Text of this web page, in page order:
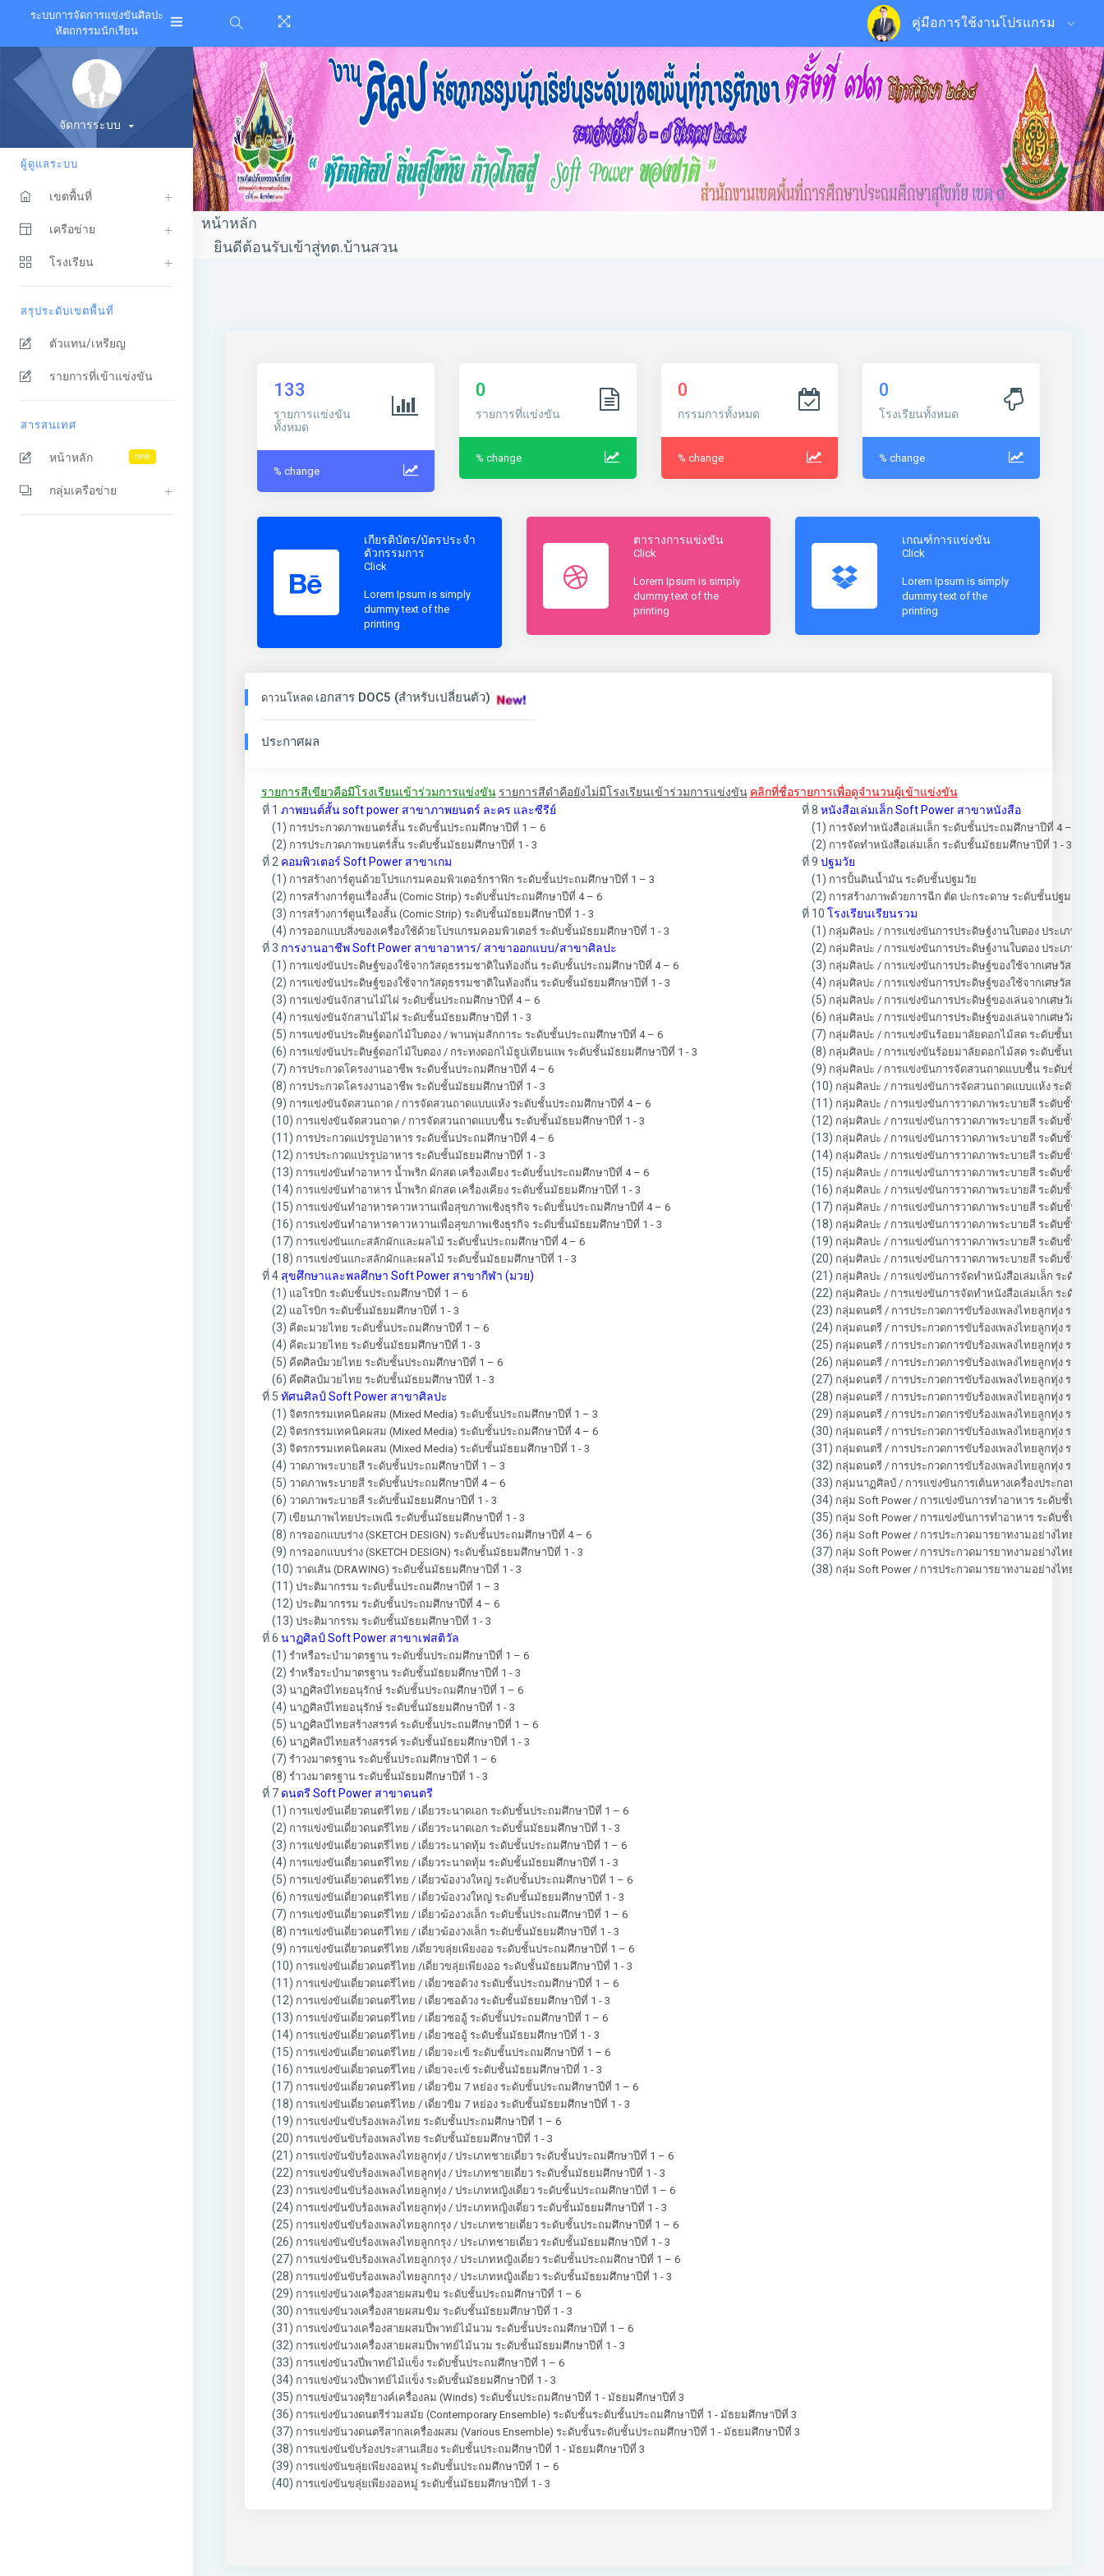
ระบบการจัดการแข่งขันศิลปะ
หัตถกรรมนักเรียน
คู่มือการใช้งานโปรแกรม
จัดการระบบ
ผู้ดูแลระบบ
เขตพื้นที่
เครือข่าย
โรงเรียน
สรุประดับเขตพื้นที่
ตัวแทน/เหรียญ
รายการที่เข้าแข่งขัน
สารสนเทศ
หน้าหลัก new
กลุ่มเครือข่าย
หน้าหลัก
ยินดีต้อนรับเข้าสู่ทต.บ้านสวน
133
รายการแข่งขัน
ทั้งหมด
% change
0
รายการที่แข่งขัน
% change
0
กรรมการทั้งหมด
% change
0
โรงเรียนทั้งหมด
% change
เกียรติบัตร/บัตรประจำ
ตัวกรรมการ
Click
Lorem Ipsum is simply
dummy text of the
printing
ตารางการแข่งขัน
Click
Lorem Ipsum is simply
dummy text of the
printing
เกณฑ์การแข่งขัน
Click
Lorem Ipsum is simply
dummy text of the
printing
ดาวนโหลด เอกสาร DOC5 (สำหรับเปลี่ยนตัว)
ประกาศผล
รายการสีเขียวคือมีโรงเรียนเข้าร่วมการแข่งขัน รายการสีดำคือยังไม่มีโรงเรียนเข้าร่วมการแข่งขัน คลิกที่ชื่อรายการเพื่อดูจำนวนผู้เข้าแข่งขัน
ที่ 1 ภาพยนต์สั้น soft power สาขาภาพยนตร์ ละคร และซีรีย์
(1) การประกวดภาพยนตร์สั้น ระดับชั้นประถมศึกษาปีที่ 1 – 6
(2) การประกวดภาพยนตร์สั้น ระดับชั้นมัธยมศึกษาปีที่ 1 - 3
ที่ 2 คอมพิวเตอร์ Soft Power สาขาเกม
(1) การสร้างการ์ตูนด้วยโปรแกรมคอมพิวเตอร์กราฟิก ระดับชั้นประถมศึกษาปีที่ 1 – 3
(2) การสร้างการ์ตูนเรื่องสั้น (Comic Strip) ระดับชั้นประถมศึกษาปีที่ 4 – 6
(3) การสร้างการ์ตูนเรื่องสั้น (Comic Strip) ระดับชั้นมัธยมศึกษาปีที่ 1 - 3
(4) การออกแบบสิ่งของเครื่องใช้ด้วยโปรแกรมคอมพิวเตอร์ ระดับชั้นมัธยมศึกษาปีที่ 1 - 3
ที่ 3 การงานอาชีพ Soft Power สาขาอาหาร/ สาขาออกแบบ/สาขาศิลปะ
(1) การแข่งขันประดิษฐ์ของใช้จากวัสดุธรรมชาติในท้องถิ่น ระดับชั้นประถมศึกษาปีที่ 4 – 6
(2) การแข่งขันประดิษฐ์ของใช้จากวัสดุธรรมชาติในท้องถิ่น ระดับชั้นมัธยมศึกษาปีที่ 1 - 3
(3) การแข่งขันจักสานไม้ไผ่ ระดับชั้นประถมศึกษาปีที่ 4 – 6
(4) การแข่งขันจักสานไม้ไผ่ ระดับชั้นมัธยมศึกษาปีที่ 1 - 3
(5) การแข่งขันประดิษฐ์ดอกไม้ใบตอง / พานพุ่มสักการะ ระดับชั้นประถมศึกษาปีที่ 4 – 6
(6) การแข่งขันประดิษฐ์ดอกไม้ใบตอง / กระทงดอกไม้ธูปเทียนแพ ระดับชั้นมัธยมศึกษาปีที่ 1 - 3
(7) การประกวดโครงงานอาชีพ ระดับชั้นประถมศึกษาปีที่ 4 – 6
(8) การประกวดโครงงานอาชีพ ระดับชั้นมัธยมศึกษาปีที่ 1 - 3
(9) การแข่งขันจัดสวนถาด / การจัดสวนถาดแบบแห้ง ระดับชั้นประถมศึกษาปีที่ 4 – 6
(10) การแข่งขันจัดสวนถาด / การจัดสวนถาดแบบชื้น ระดับชั้นมัธยมศึกษาปีที่ 1 - 3
(11) การประกวดแปรรูปอาหาร ระดับชั้นประถมศึกษาปีที่ 4 – 6
(12) การประกวดแปรรูปอาหาร ระดับชั้นมัธยมศึกษาปีที่ 1 - 3
(13) การแข่งขันทำอาหาร น้ำพริก ผักสด เครื่องเคียง ระดับชั้นประถมศึกษาปีที่ 4 – 6
(14) การแข่งขันทำอาหาร น้ำพริก ผักสด เครื่องเคียง ระดับชั้นมัธยมศึกษาปีที่ 1 - 3
(15) การแข่งขันทำอาหารคาวหวานเพื่อสุขภาพเชิงธุรกิจ ระดับชั้นประถมศึกษาปีที่ 4 – 6
(16) การแข่งขันทำอาหารคาวหวานเพื่อสุขภาพเชิงธุรกิจ ระดับชั้นมัธยมศึกษาปีที่ 1 - 3
(17) การแข่งขันแกะสลักผักและผลไม้ ระดับชั้นประถมศึกษาปีที่ 4 – 6
(18) การแข่งขันแกะสลักผักและผลไม้ ระดับชั้นมัธยมศึกษาปีที่ 1 - 3
ที่ 4 สุขศึกษาและพลศึกษา Soft Power สาขากีฬา (มวย)
(1) แอโรบิก ระดับชั้นประถมศึกษาปีที่ 1 – 6
(2) แอโรบิก ระดับชั้นมัธยมศึกษาปีที่ 1 - 3
(3) คีตะมวยไทย ระดับชั้นประถมศึกษาปีที่ 1 – 6
(4) คีตะมวยไทย ระดับชั้นมัธยมศึกษาปีที่ 1 - 3
(5) คีตศิลป์มวยไทย ระดับชั้นประถมศึกษาปีที่ 1 – 6
(6) คีตศิลป์มวยไทย ระดับชั้นมัธยมศึกษาปีที่ 1 - 3
ที่ 5 ทัศนศิลป์ Soft Power สาขาศิลปะ
(1) จิตรกรรมเทคนิคผสม (Mixed Media) ระดับชั้นประถมศึกษาปีที่ 1 – 3
(2) จิตรกรรมเทคนิคผสม (Mixed Media) ระดับชั้นประถมศึกษาปีที่ 4 – 6
(3) จิตรกรรมเทคนิคผสม (Mixed Media) ระดับชั้นมัธยมศึกษาปีที่ 1 - 3
(4) วาดภาพระบายสี ระดับชั้นประถมศึกษาปีที่ 1 – 3
(5) วาดภาพระบายสี ระดับชั้นประถมศึกษาปีที่ 4 – 6
(6) วาดภาพระบายสี ระดับชั้นมัธยมศึกษาปีที่ 1 - 3
(7) เขียนภาพไทยประเพณี ระดับชั้นมัธยมศึกษาปีที่ 1 - 3
(8) การออกแบบร่าง (SKETCH DESIGN) ระดับชั้นประถมศึกษาปีที่ 4 – 6
(9) การออกแบบร่าง (SKETCH DESIGN) ระดับชั้นมัธยมศึกษาปีที่ 1 - 3
(10) วาดเส้น (DRAWING) ระดับชั้นมัธยมศึกษาปีที่ 1 - 3
(11) ประติมากรรม ระดับชั้นประถมศึกษาปีที่ 1 – 3
(12) ประติมากรรม ระดับชั้นประถมศึกษาปีที่ 4 – 6
(13) ประติมากรรม ระดับชั้นมัธยมศึกษาปีที่ 1 - 3
ที่ 6 นาฏศิลป์ Soft Power สาขาเฟสติวัล
(1) รำหรือระบำมาตรฐาน ระดับชั้นประถมศึกษาปีที่ 1 – 6
(2) รำหรือระบำมาตรฐาน ระดับชั้นมัธยมศึกษาปีที่ 1 - 3
(3) นาฏศิลป์ไทยอนุรักษ์ ระดับชั้นประถมศึกษาปีที่ 1 – 6
(4) นาฏศิลป์ไทยอนุรักษ์ ระดับชั้นมัธยมศึกษาปีที่ 1 - 3
(5) นาฏศิลป์ไทยสร้างสรรค์ ระดับชั้นประถมศึกษาปีที่ 1 – 6
(6) นาฏศิลป์ไทยสร้างสรรค์ ระดับชั้นมัธยมศึกษาปีที่ 1 - 3
(7) รำวงมาตรฐาน ระดับชั้นประถมศึกษาปีที่ 1 – 6
(8) รำวงมาตรฐาน ระดับชั้นมัธยมศึกษาปีที่ 1 - 3
ที่ 7 ดนตรี Soft Power สาขาดนตรี
(1) การแข่งขันเดี่ยวดนตรีไทย / เดี่ยวระนาดเอก ระดับชั้นประถมศึกษาปีที่ 1 – 6
(2) การแข่งขันเดี่ยวดนตรีไทย / เดี่ยวระนาดเอก ระดับชั้นมัธยมศึกษาปีที่ 1 - 3
(3) การแข่งขันเดี่ยวดนตรีไทย / เดี่ยวระนาดทุ้ม ระดับชั้นประถมศึกษาปีที่ 1 – 6
(4) การแข่งขันเดี่ยวดนตรีไทย / เดี่ยวระนาดทุ้ม ระดับชั้นมัธยมศึกษาปีที่ 1 - 3
(5) การแข่งขันเดี่ยวดนตรีไทย / เดี่ยวฆ้องวงใหญ่ ระดับชั้นประถมศึกษาปีที่ 1 – 6
(6) การแข่งขันเดี่ยวดนตรีไทย / เดี่ยวฆ้องวงใหญ่ ระดับชั้นมัธยมศึกษาปีที่ 1 - 3
(7) การแข่งขันเดี่ยวดนตรีไทย / เดี่ยวฆ้องวงเล็ก ระดับชั้นประถมศึกษาปีที่ 1 – 6
(8) การแข่งขันเดี่ยวดนตรีไทย / เดี่ยวฆ้องวงเล็ก ระดับชั้นมัธยมศึกษาปีที่ 1 - 3
(9) การแข่งขันเดี่ยวดนตรีไทย /เดี่ยวขลุ่ยเพียงออ ระดับชั้นประถมศึกษาปีที่ 1 – 6
(10) การแข่งขันเดี่ยวดนตรีไทย /เดี่ยวขลุ่ยเพียงออ ระดับชั้นมัธยมศึกษาปีที่ 1 - 3
(11) การแข่งขันเดี่ยวดนตรีไทย / เดี่ยวซอด้วง ระดับชั้นประถมศึกษาปีที่ 1 – 6
(12) การแข่งขันเดี่ยวดนตรีไทย / เดี่ยวซอด้วง ระดับชั้นมัธยมศึกษาปีที่ 1 - 3
(13) การแข่งขันเดี่ยวดนตรีไทย / เดี่ยวซออู้ ระดับชั้นประถมศึกษาปีที่ 1 – 6
(14) การแข่งขันเดี่ยวดนตรีไทย / เดี่ยวซออู้ ระดับชั้นมัธยมศึกษาปีที่ 1 - 3
(15) การแข่งขันเดี่ยวดนตรีไทย / เดี่ยวจะเข้ ระดับชั้นประถมศึกษาปีที่ 1 – 6
(16) การแข่งขันเดี่ยวดนตรีไทย / เดี่ยวจะเข้ ระดับชั้นมัธยมศึกษาปีที่ 1 - 3
(17) การแข่งขันเดี่ยวดนตรีไทย / เดี่ยวขิม 7 หย่อง ระดับชั้นประถมศึกษาปีที่ 1 – 6
(18) การแข่งขันเดี่ยวดนตรีไทย / เดี่ยวขิม 7 หย่อง ระดับชั้นมัธยมศึกษาปีที่ 1 - 3
(19) การแข่งขันขับร้องเพลงไทย ระดับชั้นประถมศึกษาปีที่ 1 – 6
(20) การแข่งขันขับร้องเพลงไทย ระดับชั้นมัธยมศึกษาปีที่ 1 - 3
(21) การแข่งขันขับร้องเพลงไทยลูกทุ่ง / ประเภทชายเดี่ยว ระดับชั้นประถมศึกษาปีที่ 1 – 6
(22) การแข่งขันขับร้องเพลงไทยลูกทุ่ง / ประเภทชายเดี่ยว ระดับชั้นมัธยมศึกษาปีที่ 1 - 3
(23) การแข่งขันขับร้องเพลงไทยลูกทุ่ง / ประเภทหญิงเดี่ยว ระดับชั้นประถมศึกษาปีที่ 1 – 6
(24) การแข่งขันขับร้องเพลงไทยลูกทุ่ง / ประเภทหญิงเดี่ยว ระดับชั้นมัธยมศึกษาปีที่ 1 - 3
(25) การแข่งขันขับร้องเพลงไทยลูกกรุง / ประเภทชายเดี่ยว ระดับชั้นประถมศึกษาปีที่ 1 – 6
(26) การแข่งขันขับร้องเพลงไทยลูกกรุง / ประเภทชายเดี่ยว ระดับชั้นมัธยมศึกษาปีที่ 1 - 3
(27) การแข่งขันขับร้องเพลงไทยลูกกรุง / ประเภทหญิงเดี่ยว ระดับชั้นประถมศึกษาปีที่ 1 – 6
(28) การแข่งขันขับร้องเพลงไทยลูกกรุง / ประเภทหญิงเดี่ยว ระดับชั้นมัธยมศึกษาปีที่ 1 - 3
(29) การแข่งขันวงเครื่องสายผสมขิม ระดับชั้นประถมศึกษาปีที่ 1 – 6
(30) การแข่งขันวงเครื่องสายผสมขิม ระดับชั้นมัธยมศึกษาปีที่ 1 - 3
(31) การแข่งขันวงเครื่องสายผสมปี่พาทย์ไม้นวม ระดับชั้นประถมศึกษาปีที่ 1 – 6
(32) การแข่งขันวงเครื่องสายผสมปี่พาทย์ไม้นวม ระดับชั้นมัธยมศึกษาปีที่ 1 - 3
(33) การแข่งขันวงปี่พาทย์ไม้แข็ง ระดับชั้นประถมศึกษาปีที่ 1 – 6
(34) การแข่งขันวงปี่พาทย์ไม้แข็ง ระดับชั้นมัธยมศึกษาปีที่ 1 - 3
(35) การแข่งขันวงดุริยางค์เครื่องลม (Winds) ระดับชั้นประถมศึกษาปีที่ 1 - มัธยมศึกษาปีที่ 3
(36) การแข่งขันวงดนตรีร่วมสมัย (Contemporary Ensemble) ระดับชั้นระดับชั้นประถมศึกษาปีที่ 1 - มัธยมศึกษาปีที่ 3
(37) การแข่งขันวงดนตรีสากลเครื่องผสม (Various Ensemble) ระดับชั้นระดับชั้นประถมศึกษาปีที่ 1 - มัธยมศึกษาปีที่ 3
(38) การแข่งขันขับร้องประสานเสียง ระดับชั้นประถมศึกษาปีที่ 1 - มัธยมศึกษาปีที่ 3
(39) การแข่งขันขลุ่ยเพียงออหมู่ ระดับชั้นประถมศึกษาปีที่ 1 – 6
(40) การแข่งขันขลุ่ยเพียงออหมู่ ระดับชั้นมัธยมศึกษาปีที่ 1 - 3
ที่ 8 หนังสือเล่มเล็ก Soft Power สาขาหนังสือ
(1) การจัดทำหนังสือเล่มเล็ก ระดับชั้นประถมศึกษาปีที่ 4 – 6
(2) การจัดทำหนังสือเล่มเล็ก ระดับชั้นมัธยมศึกษาปีที่ 1 - 3
ที่ 9 ปฐมวัย
(1) การปั้นดินน้ำมัน ระดับชั้นปฐมวัย
(2) การสร้างภาพด้วยการฉีก ตัด ปะกระดาษ ระดับชั้นปฐมวัย
ที่ 10 โรงเรียนเรียนรวม
(1) กลุ่มศิลปะ / การแข่งขันการประดิษฐ์งานใบตอง ประเภทบา
(2) กลุ่มศิลปะ / การแข่งขันการประดิษฐ์งานใบตอง ประเภทบา
(3) กลุ่มศิลปะ / การแข่งขันการประดิษฐ์ของใช้จากเศษวัสดุเห
(4) กลุ่มศิลปะ / การแข่งขันการประดิษฐ์ของใช้จากเศษวัสดุเหลื
(5) กลุ่มศิลปะ / การแข่งขันการประดิษฐ์ของเล่นจากเศษวัสดุเ
(6) กลุ่มศิลปะ / การแข่งขันการประดิษฐ์ของเล่นจากเศษวัสดุเห
(7) กลุ่มศิลปะ / การแข่งขันร้อยมาลัยดอกไม้สด ระดับชั้นประถ
(8) กลุ่มศิลปะ / การแข่งขันร้อยมาลัยดอกไม้สด ระดับชั้นประถม
(9) กลุ่มศิลปะ / การแข่งขันการจัดสวนถาดแบบชื้น ระดับชั้นประ
(10) กลุ่มศิลปะ / การแข่งขันการจัดสวนถาดแบบแห้ง ระดับชั้นป
(11) กลุ่มศิลปะ / การแข่งขันการวาดภาพระบายสี ระดับชั้นประ
(12) กลุ่มศิลปะ / การแข่งขันการวาดภาพระบายสี ระดับชั้นปร
(13) กลุ่มศิลปะ / การแข่งขันการวาดภาพระบายสี ระดับชั้นประ
(14) กลุ่มศิลปะ / การแข่งขันการวาดภาพระบายสี ระดับชั้นประ
(15) กลุ่มศิลปะ / การแข่งขันการวาดภาพระบายสี ระดับชั้นประ
(16) กลุ่มศิลปะ / การแข่งขันการวาดภาพระบายสี ระดับชั้นมัธย
(17) กลุ่มศิลปะ / การแข่งขันการวาดภาพระบายสี ระดับชั้นมัธ
(18) กลุ่มศิลปะ / การแข่งขันการวาดภาพระบายสี ระดับชั้นมัธย
(19) กลุ่มศิลปะ / การแข่งขันการวาดภาพระบายสี ระดับชั้นมัธย
(20) กลุ่มศิลปะ / การแข่งขันการวาดภาพระบายสี ระดับชั้นมัธย
(21) กลุ่มศิลปะ / การแข่งขันการจัดทำหนังสือเล่มเล็ก ระดับชั้น
(22) กลุ่มศิลปะ / การแข่งขันการจัดทำหนังสือเล่มเล็ก ระดับชั้น
(23) กลุ่มดนตรี / การประกวดการขับร้องเพลงไทยลูกทุ่ง ระดับ
(24) กลุ่มดนตรี / การประกวดการขับร้องเพลงไทยลูกทุ่ง ระดับ
(25) กลุ่มดนตรี / การประกวดการขับร้องเพลงไทยลูกทุ่ง ระดับ
(26) กลุ่มดนตรี / การประกวดการขับร้องเพลงไทยลูกทุ่ง ระดับ
(27) กลุ่มดนตรี / การประกวดการขับร้องเพลงไทยลูกทุ่ง ระดับ
(28) กลุ่มดนตรี / การประกวดการขับร้องเพลงไทยลูกทุ่ง ระดับ
(29) กลุ่มดนตรี / การประกวดการขับร้องเพลงไทยลูกทุ่ง ระดับ
(30) กลุ่มดนตรี / การประกวดการขับร้องเพลงไทยลูกทุ่ง ระดับ
(31) กลุ่มดนตรี / การประกวดการขับร้องเพลงไทยลูกทุ่ง ระดับ
(32) กลุ่มดนตรี / การประกวดการขับร้องเพลงไทยลูกทุ่ง ระดับ
(33) กลุ่มนาฏศิลป์ / การแข่งขันการเต้นหางเครื่องประกอบเพล
(34) กลุ่ม Soft Power / การแข่งขันการทำอาหาร ระดับชั้นปร
(35) กลุ่ม Soft Power / การแข่งขันการทำอาหาร ระดับชั้นประ
(36) กลุ่ม Soft Power / การประกวดมารยาทงามอย่างไทย ระ
(37) กลุ่ม Soft Power / การประกวดมารยาทงามอย่างไทย ระ
(38) กลุ่ม Soft Power / การประกวดมารยาทงามอย่างไทย ระ